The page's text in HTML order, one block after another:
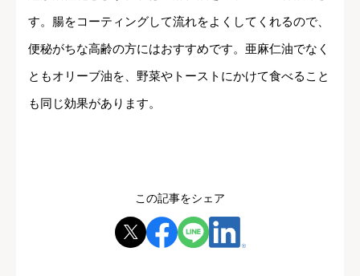
す。腸をコーティングして流れをよくしてくれるので、
便秘がちな高齢の方にはおすすめです。亜麻仁油でなく
ともオリーブ油を、野菜やトーストにかけて食べること
も同じ効果があります。
この記事をシェア